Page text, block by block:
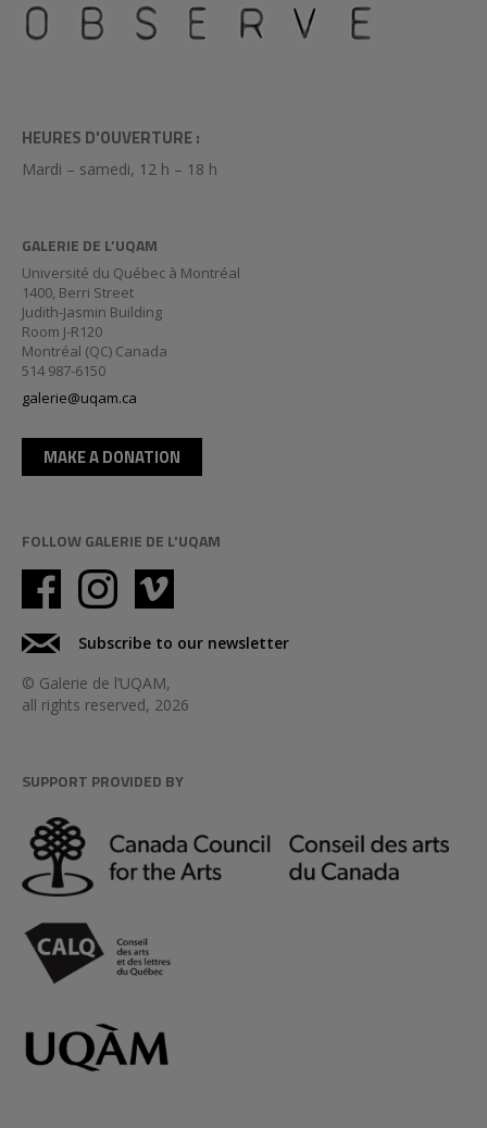
HEURES D'OUVERTURE :
Mardi – samedi, 12 h – 18 h
GALERIE DE L’UQAM
Université du Québec à Montréal
1400, Berri Street
Judith-Jasmin Building
Room J-R120
Montréal (QC) Canada
514 987-6150
galerie@uqam.ca
MAKE A DONATION
FOLLOW GALERIE DE L'UQAM
Subscribe to our newsletter
© Galerie de l’UQAM,
all rights reserved, 2026
SUPPORT PROVIDED BY